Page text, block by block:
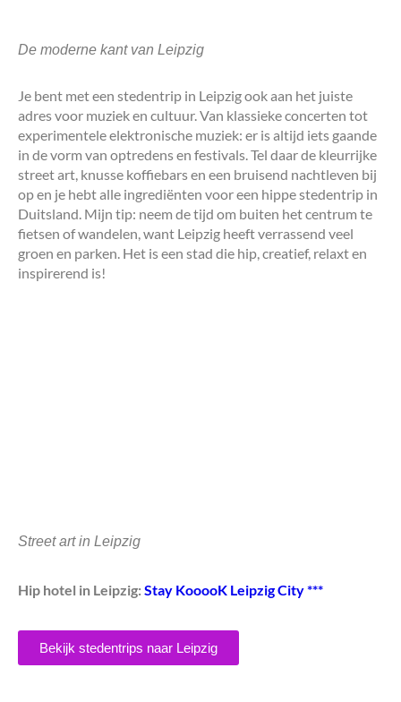
De moderne kant van Leipzig
Je bent met een stedentrip in Leipzig ook aan het juiste
adres voor muziek en cultuur. Van klassieke concerten tot
experimentele elektronische muziek: er is altijd iets gaande
in de vorm van optredens en festivals. Tel daar de kleurrijke
street art, knusse koffiebars en een bruisend nachtleven bij
op en je hebt alle ingrediënten voor een hippe stedentrip in
Duitsland. Mijn tip: neem de tijd om buiten het centrum te
fietsen of wandelen, want Leipzig heeft verrassend veel
groen en parken. Het is een stad die hip, creatief, relaxt en
inspirerend is!
Street art in Leipzig
Hip hotel in Leipzig:Stay KooooK Leipzig City ***
Bekijk stedentrips naar Leipzig